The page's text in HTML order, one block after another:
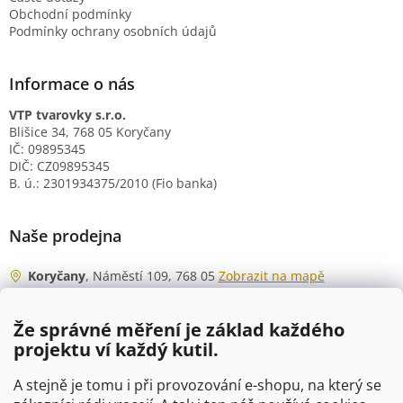
Že správné měření je základ každého
projektu ví každý kutil.
A stejně je tomu i při provozování e-shopu, na který se
Obchodní podmínky
Podmínky ochrany osobních údajů
Informace o nás
VTP tvarovky s.r.o.
Blišice 34, 768 05 Koryčany
IČ: 09895345
DIČ: CZ09895345
B. ú.: 2301934375/2010 (Fio banka)
Naše prodejna
Koryčany, Náměstí 109, 768 05 Zobrazit na mapě
Po - Čt
06:00 - 07:00
07:30 - 15:30
Pá
06:00 - 07:00
07:30 - 15:00